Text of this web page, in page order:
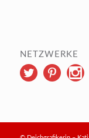
NETZWERKE